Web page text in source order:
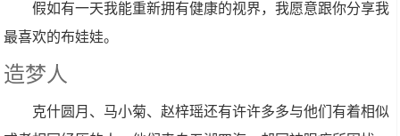
假如有一天我能重新拥有健康的视界，我愿意跟你分享我
最喜欢的布娃娃。
造梦人
克什圆月、马小菊、赵梓瑶还有许许多多与他们有着相似